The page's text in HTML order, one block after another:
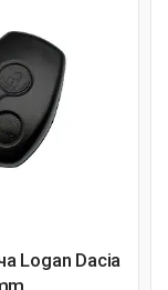
Logan Dacia